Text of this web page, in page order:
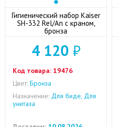
Гигиенический набор Kaiser
SH-332 Rel/An с краном,
бронза
4 120 ₽
Код товара: 19476
Цвет: Бронза
Назначение: Для биде, Для
унитаза